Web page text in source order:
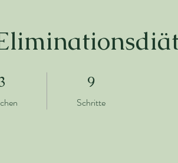
3 9
Schritte